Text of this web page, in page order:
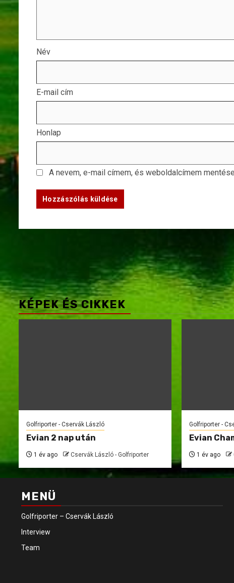
Név
E-mail cím
Honlap
A nevem, e-mail címem, és weboldalcímem
KÉPEK ÉS CIKKEK
Golfriporter - Cservák László
Evian 2 nap után
1 év ago Cservák László - Golfriporter
Golfriporter -
Evian
1 év ago
MENÜ
Golfriporter – Cservák László
Interview
Team